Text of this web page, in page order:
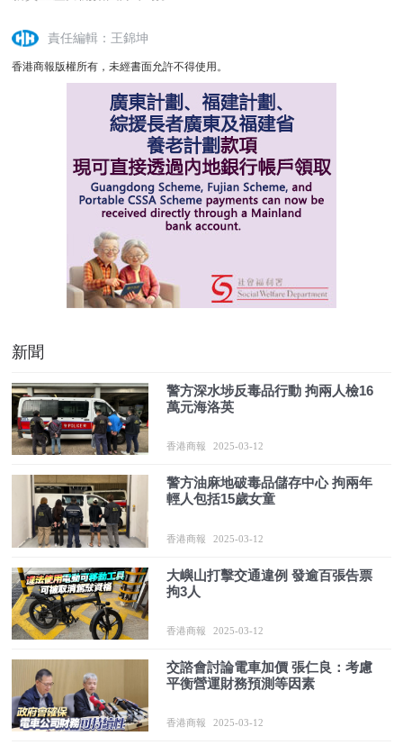
責任編輯：王錦坤
香港商報版權所有，未經書面允許不得使用。
新聞
警方深水埗反毒品行動 拘兩人檢16
萬元海洛英
香港商報 2025-03-12
警方油麻地破毒品儲存中心 拘兩年
輕人包括15歲女童
香港商報 2025-03-12
大嶼山打擊交通違例 發逾百張告票
拘3人
香港商報 2025-03-12
交諮會討論電車加價 張仁良：考慮
平衡營運財務預測等因素
香港商報 2025-03-12